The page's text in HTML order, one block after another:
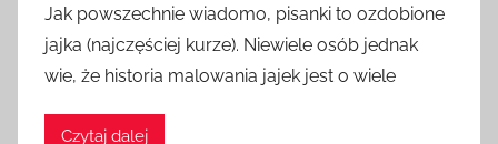
Jak powszechnie wiadomo, pisanki to ozdobione
jajka (najczęściej kurze). Niewiele osób jednak
wie, że historia malowania jajek jest o wiele
Czytaj dalej